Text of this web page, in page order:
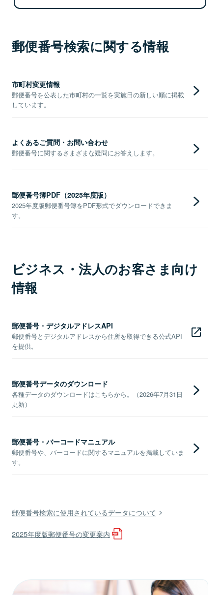
郵便番号検索に関する情報
市町村変更情報
郵便番号を公表した市町村の一覧を実施日の新しい順に掲載
しています。
よくあるご質問・お問い合わせ
郵便番号に関するさまざまな疑問にお答えします。
郵便番号簿PDF（2025年度版）
2025年度版郵便番号簿をPDF形式でダウンロードできま
す。
ビジネス・法人のお客さま向け
情報
郵便番号・デジタルアドレスAPI
郵便番号とデジタルアドレスから住所を取得できる公式API
を提供。
郵便番号データのダウンロード
各種データのダウンロードはこちらから。（2026年7月31日
更新）
郵便番号・バーコードマニュアル
郵便番号や、バーコードに関するマニュアルを掲載していま
す。
郵便番号検索に使用されているデータについて
2025年度版郵便番号の変更案内